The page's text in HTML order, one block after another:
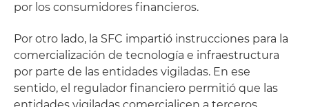
por los consumidores financieros.
Por otro lado, la SFC impartió instrucciones para la
comercialización de tecnología e infraestructura
por parte de las entidades vigiladas. En ese
sentido, el regulador financiero permitió que las